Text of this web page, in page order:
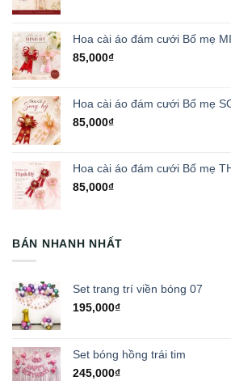
Hoa cài áo đám cưới Bố mẹ
85,000₫
Hoa cài áo đám cưới Bố mẹ
85,000₫
Hoa cài áo đám cưới Bố mẹ
85,000₫
BÁN NHANH NHẤT
Set trang trí viền bóng 07
195,000₫
Set bóng hồng trái tim
245,000₫